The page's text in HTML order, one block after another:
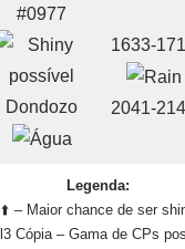
#0977
Dondozo
1633-
2041-
Legenda:
⬆️ – Maior chance de ser
– Gama de CPs